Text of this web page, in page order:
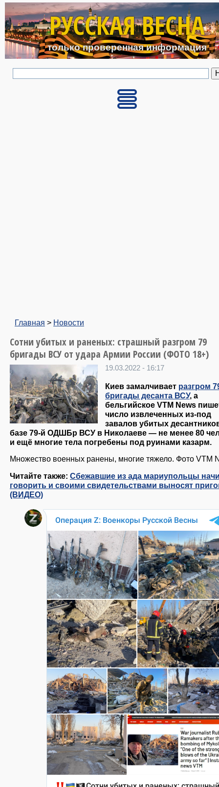
Перейти к основному
РУССКАЯ ВЕСНА
только проверенная информация
Главная > Новости
Сотни убитых и раненых: страшный разгром 79
бригады ВСУ от удара Армии России (ФОТО 18+)
19.03.2022 - 16:17
Киев замалчивает разгром
бригады десанта ВСУ, а
бельгийское VTM News
число извлеченных из-под
завалов убитых
базе 79-й ОДШБр ВСУ в Николаеве — не менее 80
и ещё многие тела погребены под руинами казарм.
Множество военных ранены, многие тяжело. Фото VTM
Читайте также: Сбежавшие из ада мариупольцы
говорить и своими свидетельствами выносят
(ВИДЕО)